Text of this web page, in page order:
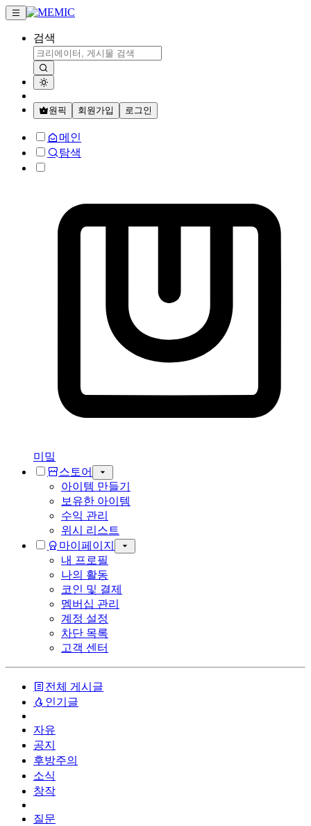
검색
원픽 회원가입 로그인
메인
탐색
미밐
스토어
아이템 만들기
보유한 아이템
수익 관리
위시 리스트
마이페이지
내 프로필
나의 활동
코인 및 결제
멤버십 관리
계정 설정
차단 목록
고객 센터
전체 게시글
인기글
자유
공지
후방주의
소식
창작
질문